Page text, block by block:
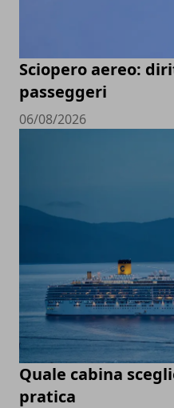
Sciopero aereo:
passeggeri
06/08/2026
Quale cabina
pratica